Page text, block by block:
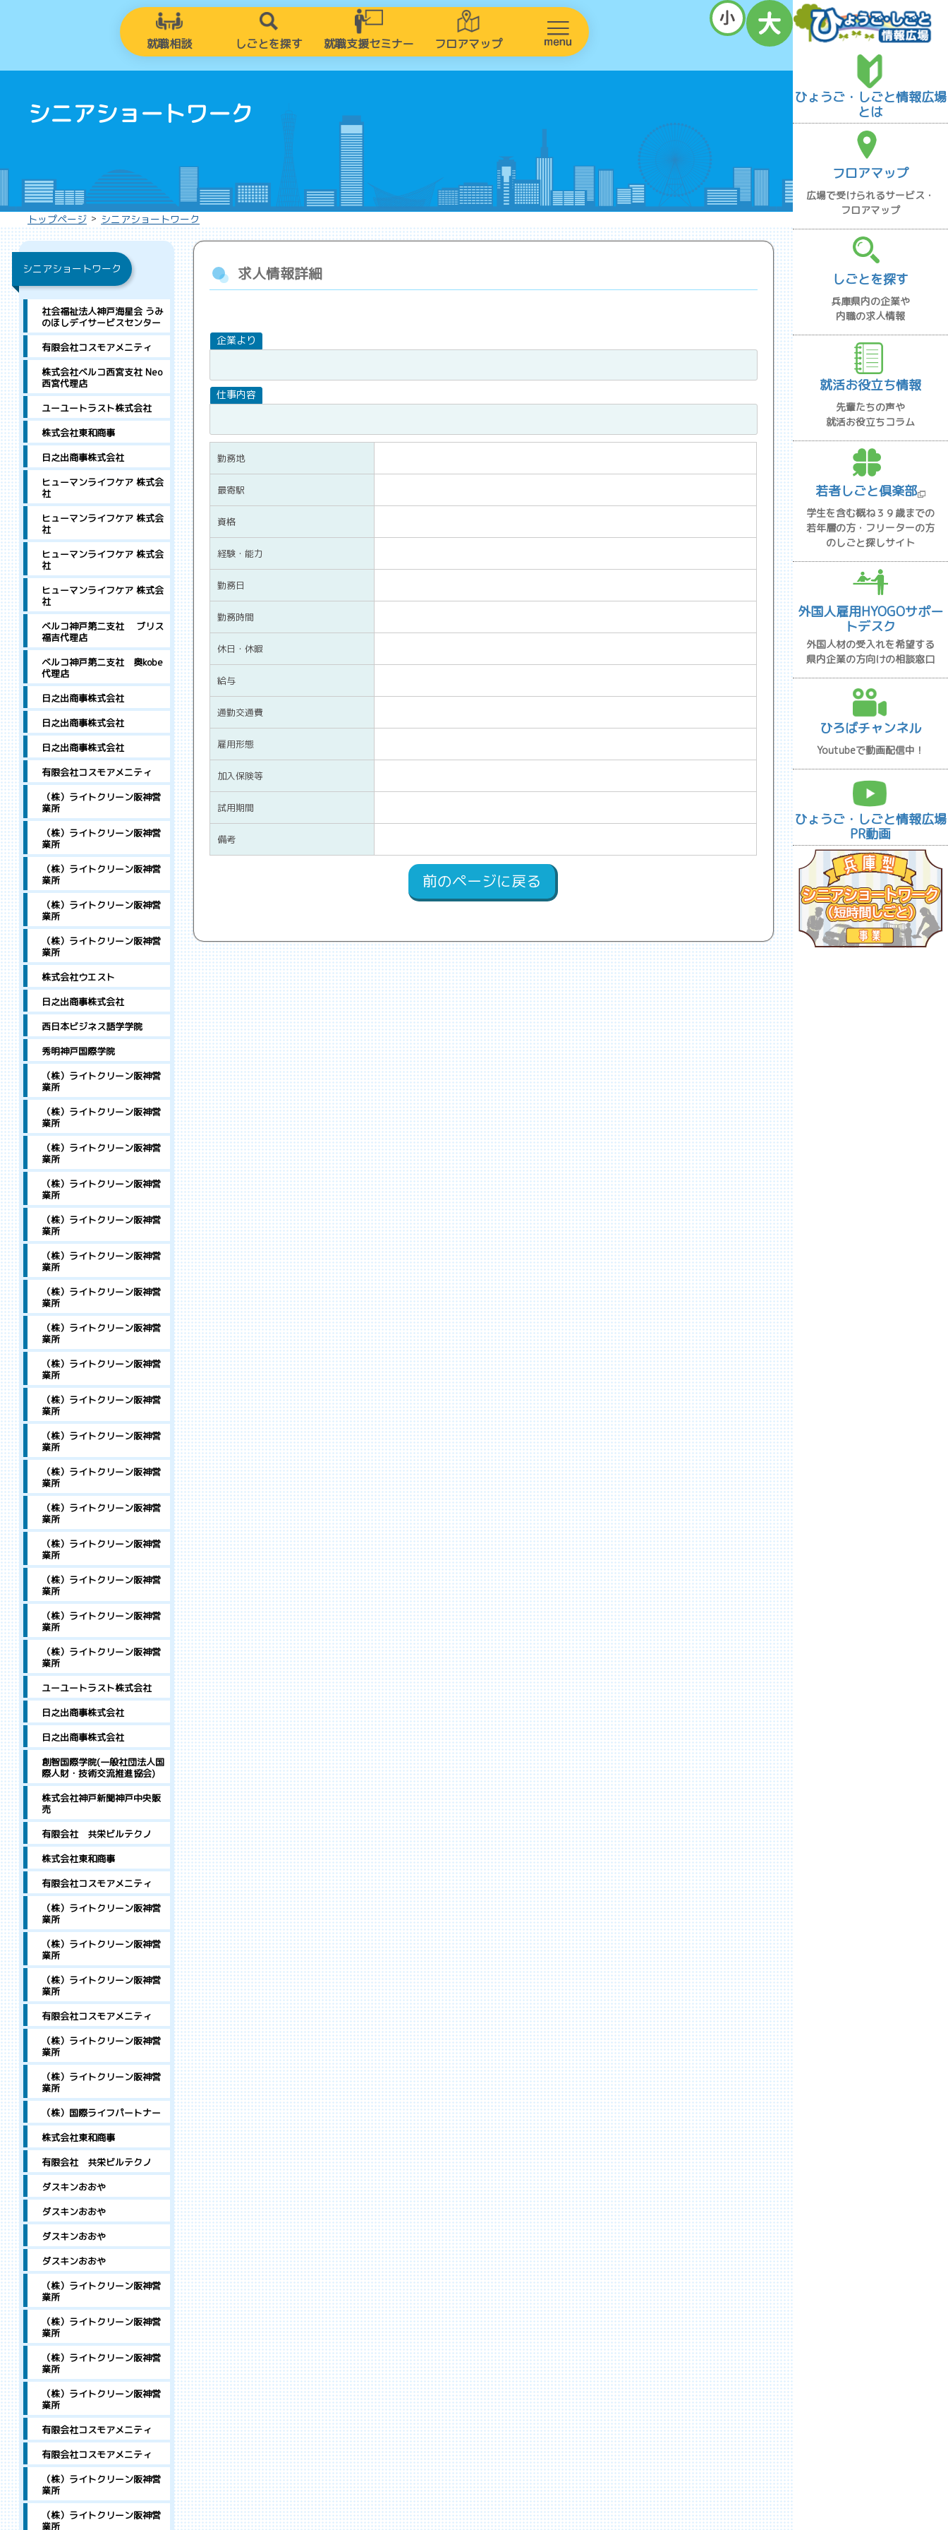
就職相談 しごとを探す 就職支援セミナー フロアマップ
シニアショートワーク
トップページ > シニアショートワーク
求人情報詳細
勤務地
最寄駅
資格
経験・能力
勤務日
勤務時間
休日・休暇
給与
通勤交通費
雇用形態
加入保険等
試用期間
備考
前のページに戻る
シニアショートワーク
社会福祉法人神戸海星会 うみ
のほしデイサービスセンター
有限会社コスモアメニティ
株式会社ベルコ西宮支社 Neo
西宮代理店
ユーユートラスト株式会社
株式会社東和商事
日之出商事株式会社
ヒューマンライフケア 株式会
社
ヒューマンライフケア 株式会
社
ヒューマンライフケア 株式会
社
ヒューマンライフケア 株式会
社
ベルコ神戸第二支社 ブリス
福吉代理店
ベルコ神戸第二支社 奥kobe
代理店
日之出商事株式会社
日之出商事株式会社
日之出商事株式会社
有限会社コスモアメニティ
（株）ライトクリーン阪神営
業所
（株）ライトクリーン阪神営
業所
（株）ライトクリーン阪神営
業所
（株）ライトクリーン阪神営
業所
（株）ライトクリーン阪神営
業所
株式会社ウエスト
日之出商事株式会社
西日本ビジネス語学学院
秀明神戸国際学院
（株）ライトクリーン阪神営
業所
（株）ライトクリーン阪神営
業所
（株）ライトクリーン阪神営
業所
（株）ライトクリーン阪神営
業所
（株）ライトクリーン阪神営
業所
（株）ライトクリーン阪神営
業所
（株）ライトクリーン阪神営
業所
（株）ライトクリーン阪神営
業所
（株）ライトクリーン阪神営
業所
（株）ライトクリーン阪神営
業所
（株）ライトクリーン阪神営
業所
（株）ライトクリーン阪神営
業所
（株）ライトクリーン阪神営
業所
（株）ライトクリーン阪神営
業所
（株）ライトクリーン阪神営
業所
（株）ライトクリーン阪神営
業所
（株）ライトクリーン阪神営
業所
ユーユートラスト株式会社
日之出商事株式会社
日之出商事株式会社
創智国際学院(一般社団法人国
際人財・技術交流推進協会)
株式会社神戸新聞神戸中央販
売
有限会社 共栄ビルテクノ
株式会社東和商事
有限会社コスモアメニティ
（株）ライトクリーン阪神営
業所
（株）ライトクリーン阪神営
業所
（株）ライトクリーン阪神営
業所
有限会社コスモアメニティ
（株）ライトクリーン阪神営
業所
（株）ライトクリーン阪神営
業所
（株）国際ライフパートナー
株式会社東和商事
有限会社 共栄ビルテクノ
ダスキンおおや
ダスキンおおや
ダスキンおおや
ダスキンおおや
（株）ライトクリーン阪神営
業所
（株）ライトクリーン阪神営
業所
（株）ライトクリーン阪神営
業所
（株）ライトクリーン阪神営
業所
有限会社コスモアメニティ
有限会社コスモアメニティ
（株）ライトクリーン阪神営
業所
（株）ライトクリーン阪神営
業所
ひょうご・しごと情報広場
とは
フロアマップ
広場で受けられるサービス・
フロアマップ
しごとを探す
兵庫県内の企業や
内職の求人情報
就活お役立ち情報
先輩たちの声や
就活お役立ちコラム
若者しごと倶楽部
学生を含む概ね３９歳までの
若年層の方・フリーターの方
のしごと探しサイト
外国人雇用HYOGOサポー
トデスク
外国人材の受入れを希望する
県内企業の方向けの相談窓口
ひろばチャンネル
Youtubeで動画配信中！
ひょうご・しごと情報広場
PR動画